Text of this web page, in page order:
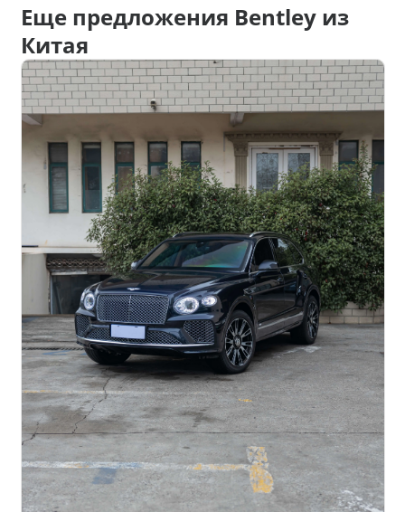
Еще предложения Bentley из
Китая